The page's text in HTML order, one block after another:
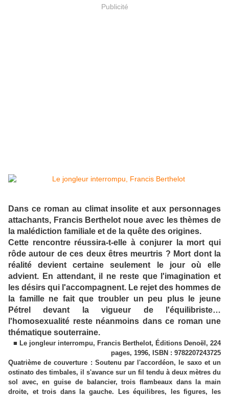
Publicité
Dans ce roman au climat insolite et aux personnages
attachants, Francis Berthelot noue avec les thèmes de
la malédiction familiale et de la quête des origines.
Cette rencontre réussira-t-elle à conjurer la mort qui
rôde autour de ces deux êtres meurtris ? Mort dont la
réalité devient certaine seulement le jour où elle
advient. En attendant, il ne reste que l'imagination et
les désirs qui l'accompagnent. Le rejet des hommes de
la famille ne fait que troubler un peu plus le jeune
Pétrel devant la vigueur de l'équilibriste…
l'homosexualité reste néanmoins dans ce roman une
thématique souterraine.
■ Le jongleur interrompu, Francis Berthelot, Éditions Denoël, 224
pages, 1996, ISBN : 9782207243725
Quatrième de couverture : Soutenu par l'accordéon, le saxo et un
ostinato des timbales, il s'avance sur un fil tendu à deux mètres du
sol avec, en guise de balancier, trois flambeaux dans la main
droite, et trois dans la gauche. Les équilibres, les figures, les